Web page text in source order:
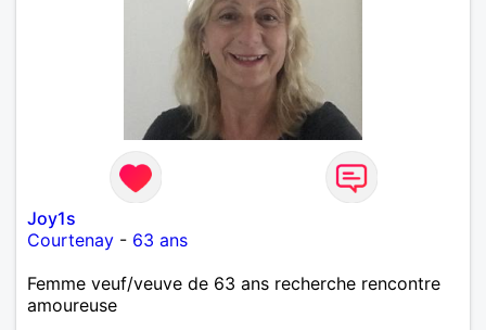
Joy1s
Courtenay - 63 ans
Femme veuf/veuve de 63 ans recherche rencontre
amoureuse